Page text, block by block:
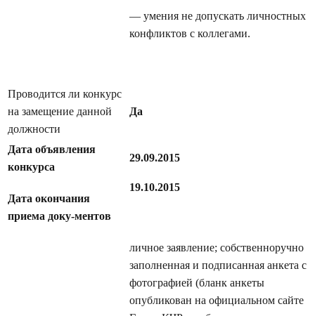
— умения не допускать личностных
конфликтов с коллегами.
Проводится ли конкурс
на замещение данной
должности
Да
Дата объявления
конкурса
29.09.2015
Дата окончания
приема доку-ментов
19.10.2015
личное заявление; собственноручно
заполнен­ная и подписанная анкета с
фотографией (бланк анкеты
опубликован на официальном сайте